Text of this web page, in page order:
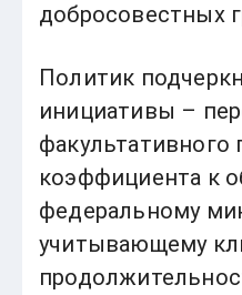
добросовестных
Политик
инициативы –
факультативного
коэффициента к
федеральному
учитывающему